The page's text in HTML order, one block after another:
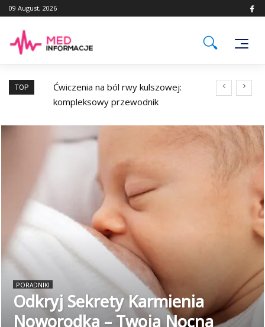
Skip
to
09 August, 2026
TOP
rok w
Ćwiczenia na ból rwy kulszowej:
kompleksowy przewodnik
Soczewki
PORADNIKI
Odkryj Sekrety Karmienia
Noworodka – Twoja Nocna